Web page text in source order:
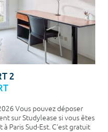
2
Vous pouvez déposer
sur Studylease si vous êtes
Paris Sud-Est. C'est gratuit